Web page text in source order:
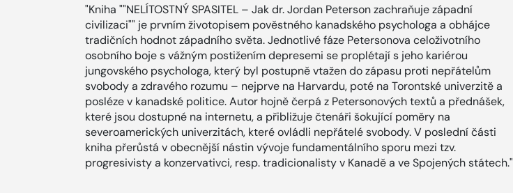
"Kniha ""NELÍTOSTNÝ SPASITEL – Jak dr. Jordan Peterson zachraňuje západní
civilizaci"" je prvním životopisem pověstného kanadského psychologa a obhájce
tradičních hodnot západního světa. Jednotlivé fáze Petersonova celoživotního
osobního boje s vážným postižením depresemi se proplétají s jeho kariérou
jungovského psychologa, který byl postupně vtažen do zápasu proti nepřátelům
svobody a zdravého rozumu – nejprve na Harvardu, poté na Torontské univerzitě a
posléze v kanadské politice. Autor hojně čerpá z Petersonových textů a přednášek,
které jsou dostupné na internetu, a přibližuje čtenáři šokující poměry na
severoamerických univerzitách, které ovládli nepřátelé svobody. V poslední části
kniha přerůstá v obecnější nástin vývoje fundamentálního sporu mezi tzv.
progresivisty a konzervativci, resp. tradicionalisty v Kanadě a ve Spojených státech."